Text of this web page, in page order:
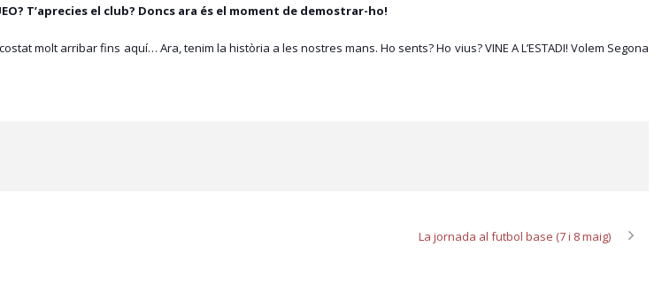
T’aprecies el club? Doncs ara és el moment de demostrar-ho!
molt arribar fins aquí… Ara, tenim la història a les nostres mans. Ho sents? Ho vius? VINE A L’ESTADI! Volem Segona
La jornada al futbol base (7 i 8 maig)